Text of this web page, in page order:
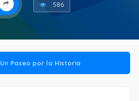
586
Un Paseo por la Historia